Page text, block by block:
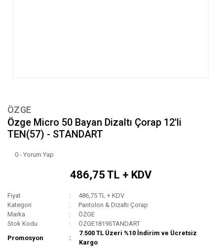
ÖZGE
Özge Micro 50 Bayan Dizaltı Çorap 12'li
TEN(57) - STANDART
0 - Yorum Yap
486,75 TL + KDV
Fiyat
486,75 TL + KDV
Kategori
Pantolon & Dizaltı Çorap
Marka
ÖZGE
Stok Kodu
ÖZGE1819STANDART
Promosyon
7.500 TL Üzeri %10 İndirim ve Ücretsiz
Kargo